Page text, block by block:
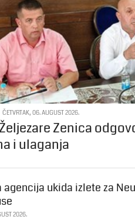
ČETVRTAK, 06. AUGUST 2026.
Zenica
i ulaganja
ukida izlete za
2026.